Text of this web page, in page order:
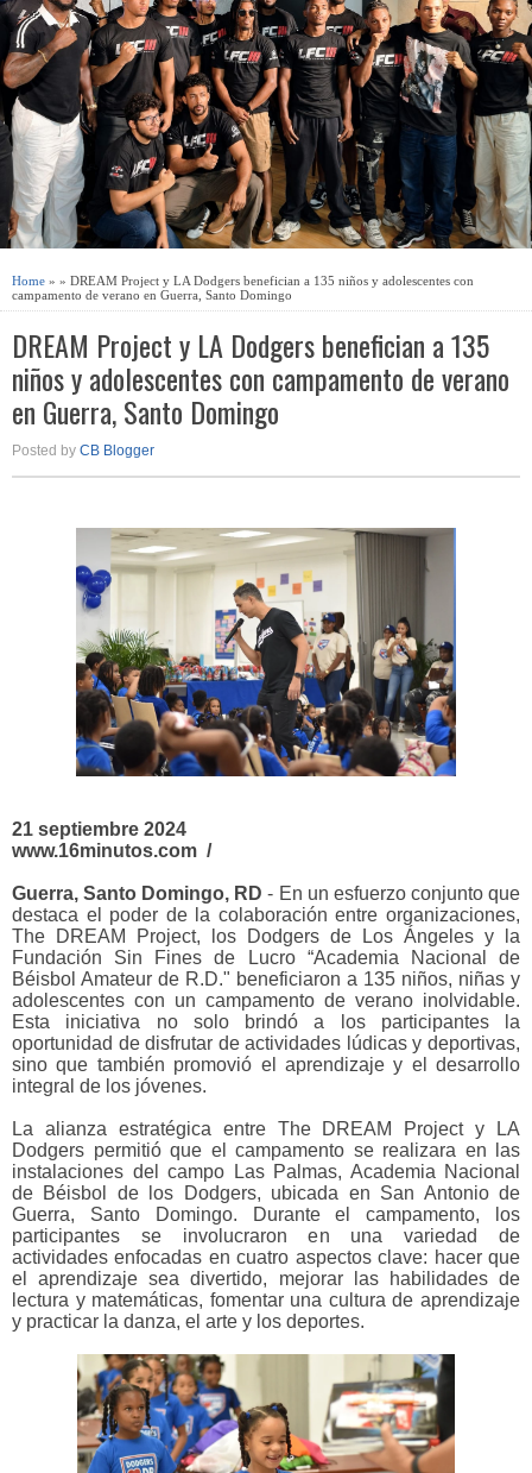
Home » » DREAM Project y LA Dodgers benefician a 135 niños y adolescentes con
campamento de verano en Guerra, Santo Domingo
DREAM Project y LA Dodgers benefician a 135
niños y adolescentes con campamento de verano
en Guerra, Santo Domingo
Posted by CB Blogger
21 septiembre 2024
www.16minutos.com /
Guerra, Santo Domingo, RD - En un esfuerzo conjunto que
destaca el poder de la colaboración entre organizaciones,
The DREAM Project, los Dodgers de Los Ángeles y la
Fundación Sin Fines de Lucro “Academia Nacional de
Béisbol Amateur de R.D." beneficiaron a 135 niños, niñas y
adolescentes con un campamento de verano inolvidable.
Esta iniciativa no solo brindó a los participantes la
oportunidad de disfrutar de actividades lúdicas y deportivas,
sino que también promovió el aprendizaje y el desarrollo
integral de los jóvenes.
La alianza estratégica entre The DREAM Project y LA
Dodgers permitió que el campamento se realizara en las
instalaciones del campo Las Palmas, Academia Nacional
de Béisbol de los Dodgers, ubicada en San Antonio de
Guerra, Santo Domingo. Durante el campamento, los
participantes se involucraron en una variedad de
actividades enfocadas en cuatro aspectos clave: hacer que
el aprendizaje sea divertido, mejorar las habilidades de
lectura y matemáticas, fomentar una cultura de aprendizaje
y practicar la danza, el arte y los deportes.